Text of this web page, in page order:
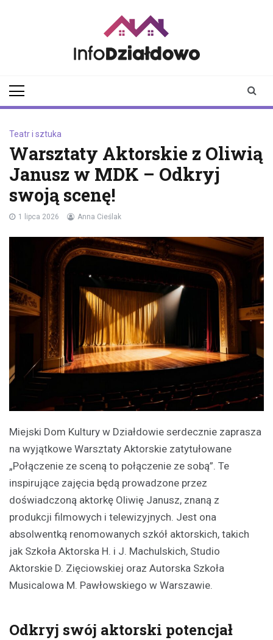
Teatr i sztuka
Warsztaty Aktorskie z Oliwią
Janusz w MDK – Odkryj
swoją scenę!
1 lipca 2026 Anna Cieślak
Miejski Dom Kultury w Działdowie serdecznie zaprasza
na wyjątkowe Warsztaty Aktorskie zatytułowane
„Połączenie ze sceną to połączenie ze sobą”. Te
inspirujące zajęcia będą prowadzone przez
doświadczoną aktorkę Oliwię Janusz, znaną z
produkcji filmowych i telewizyjnych. Jest ona
absolwentką renomowanych szkół aktorskich, takich
jak Szkoła Aktorska H. i J. Machulskich, Studio
Aktorskie D. Zięciowskiej oraz Autorska Szkoła
Musicalowa M. Pawłowskiego w Warszawie.
Odkryj swój aktorski potencjał